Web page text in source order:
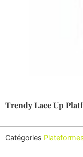
Trendy Lace Up
Catégories